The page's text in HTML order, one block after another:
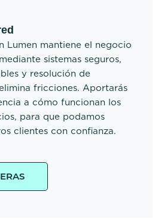
Lumen mantiene el negocio
sistemas seguros,
y resolución de
fricciones. Aportarás
a cómo funcionan los
para que podamos
clientes con confianza.